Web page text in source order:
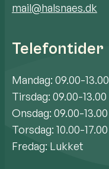
mail@halsnaes.dk
Telefontider
Mandag: 09.00-13.00
Tirsdag: 09.00-13.00
Onsdag: 09.00-13.00
Torsdag: 10.00-17.00
Fredag: Lukket